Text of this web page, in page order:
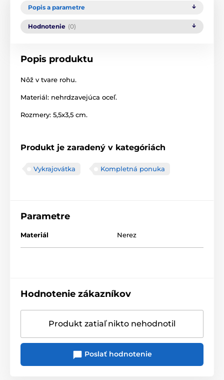
Popis a parametre
Hodnotenie (0)
Popis produktu
Nôž v tvare rohu.
Materiál: nehrdzavejúca oceľ.
Rozmery: 5,5x3,5 cm.
Produkt je zaradený v kategóriách
Vykrajovátka Kompletná ponuka
Parametre
Materiál Nerez
Hodnotenie zákazníkov
Produkt zatiaľ nikto nehodnotil
Poslať hodnotenie